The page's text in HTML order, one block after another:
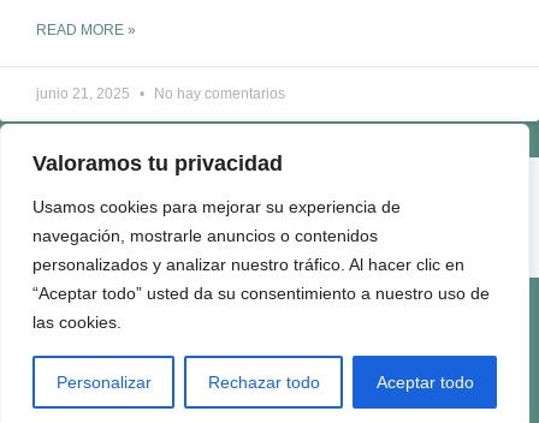
Valoramos tu privacidad
Usamos cookies para mejorar su experiencia de
navegación, mostrarle anuncios o contenidos
personalizados y analizar nuestro tráfico. Al hacer clic en
“Aceptar todo” usted da su consentimiento a nuestro uso de
las cookies.
Personalizar Rechazar todo Aceptar todo
READ MORE »
junio 21, 2025 No hay comentarios
QUIÉNES SOMOS
CONTACTO
Términos de Uso Politica de Privacidad
Politica de Cookies
Politica de Comentarios
El contenido de este sitio no puede reproducirse, distribuirse ni
transmitirse en ninguna forma sin permiso previo por escrito